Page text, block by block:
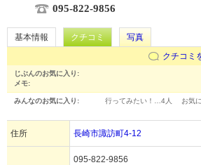
095-822-9856
基本情報 クチコミ
写真
クチコミ
じぶんのお気に入り:
メモ:
みんなのお気に入り: 行ってみたい！… 4人 お気
住所 長崎市諏訪町4-12
095-822-9856